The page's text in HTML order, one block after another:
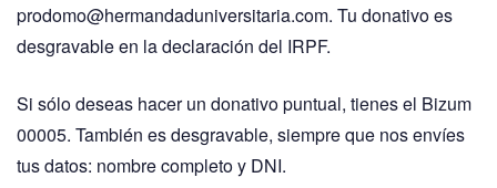
prodomo@hermandaduniversitaria.com. Tu donativo es
desgravable en la declaración del IRPF.
Si sólo deseas hacer un donativo puntual, tienes el Bizum
00005. También es desgravable, siempre que nos envíes
tus datos: nombre completo y DNI.